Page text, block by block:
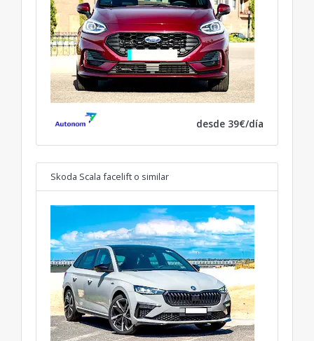
desde 39€/día
Skoda Scala facelift o similar